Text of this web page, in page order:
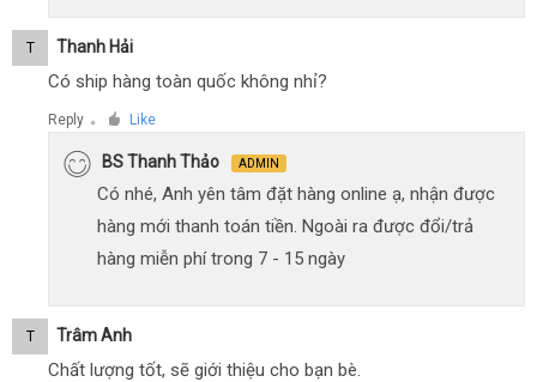
T Thanh Hải
Có ship hàng toàn quốc không nhỉ?
Reply ● Like
BS Thanh Thảo ADMIN
Có nhé, Anh yên tâm đặt hàng online ạ, nhận được
hàng mới thanh toán tiền. Ngoài ra được đổi/trả
hàng miễn phí trong 7 - 15 ngày
T Trâm Anh
Chất lượng tốt, sẽ giới thiệu cho bạn bè.